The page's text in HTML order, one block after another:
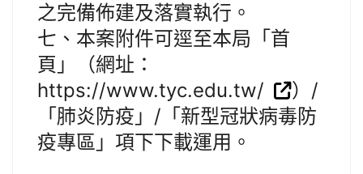
之完備佈建及落實執行。
七、本案附件可逕至本局「首
頁」（網址：
https://www.tyc.edu.tw/
）/
「肺炎防疫」/「新型冠狀病毒防
疫專區」項下下載運用。